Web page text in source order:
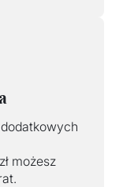
dodatkowych
możesz